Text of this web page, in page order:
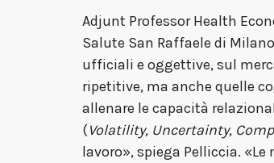
Adjunt Professor Health
Salute San Raffaele di
ufficiali e oggettive, sul
ripetitive, ma anche quelle
allenare le capacità
(Volatility, Uncertainty,
lavoro», spiega Pelliccia.